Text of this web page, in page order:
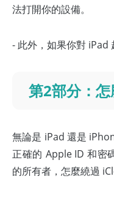
法打開你的設備。
- 此外，如果你對 iPad
第2部分：
無論是 iPad 還是
正確的 Apple ID 和密
的所有者，怎麼繞過